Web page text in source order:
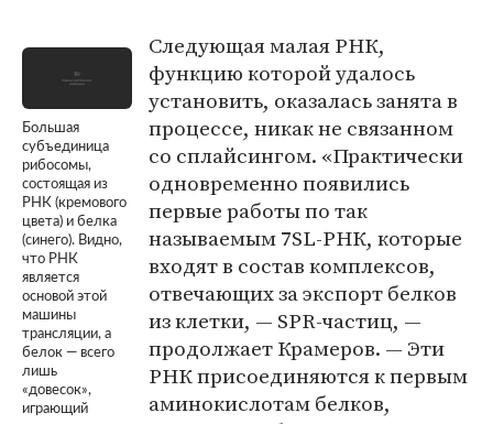
Большая
субъединица
рибосомы,
состоящая из
РНК (кремового
цвета) и белка
(синего). Видно,
что РНК
является
основой этой
машины
трансляции, а
белок — всего
лишь
«довесок»,
играющий
Следующая малая РНК,
функцию которой удалось
установить, оказалась занята в
процессе, никак не связанном
со сплайсингом. «Практически
одновременно появились
первые работы по так
называемым 7SL-РНК, которые
входят в состав комплексов,
отвечающих за экспорт белков
из клетки, — SPR-частиц, —
продолжает Крамеров. — Эти
РНК присоединяются к первым
аминокислотам белков,